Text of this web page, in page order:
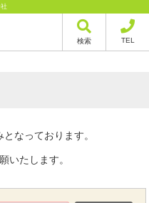
検索 TEL
なっております。
いたします。